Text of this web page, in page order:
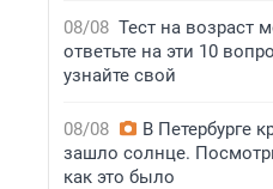
08/08 Тест на возраст
ответьте на эти 10
узнайте свой
08/08
В Петербурге
зашло солнце.
как это было